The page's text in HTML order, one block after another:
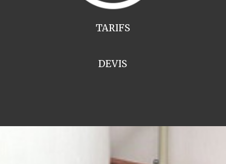
TARIFS
DEVIS